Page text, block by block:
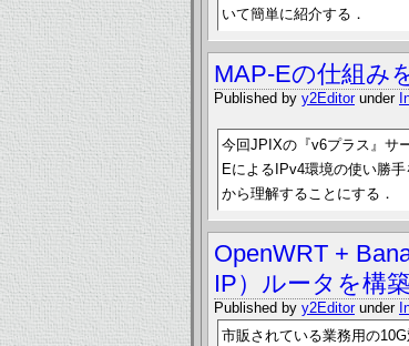
いて簡単に紹介する．
MAP-Eの仕組み
Published by y2Editorunder
今回JPIXの『v6プラス』サ
EによるIPv4環境の使い勝
から理解することにする．
OpenWRT +
IP）ルータを構
Published by y2Editorunder
市販されている業務用の